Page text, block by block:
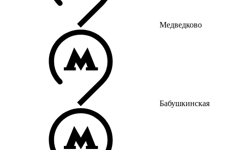
Медведково
Бабушкинская